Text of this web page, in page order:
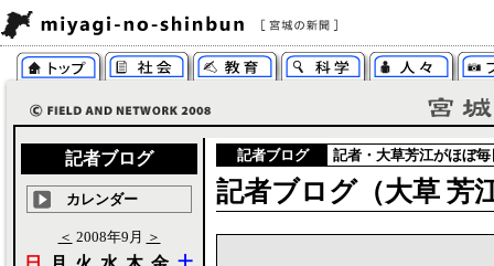
記者ブログ 記者・大草芳江がほぼ
記者ブログ（大草 芳
記者ブログ
カレンダー
＜ 2008年9月 ＞